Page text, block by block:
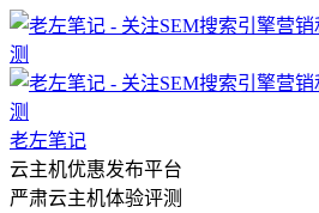
老左笔记
云主机优惠发布平台
严肃云主机体验评测